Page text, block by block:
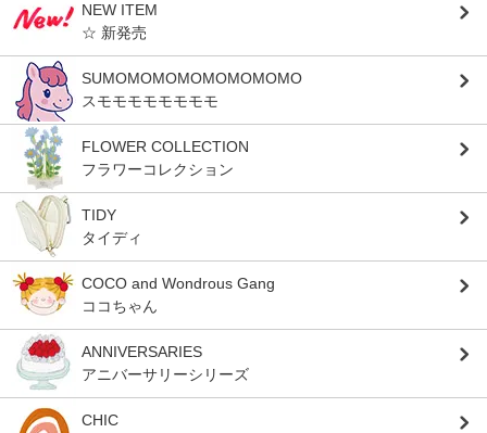
NEW ITEM
☆ 新発売
SUMOMOMOMOMOMOMOMO
スモモモモモモモモ
FLOWER COLLECTION
フラワーコレクション
TIDY
タイディ
COCO and Wondrous Gang
ココちゃん
ANNIVERSARIES
アニバーサリーシリーズ
CHIC